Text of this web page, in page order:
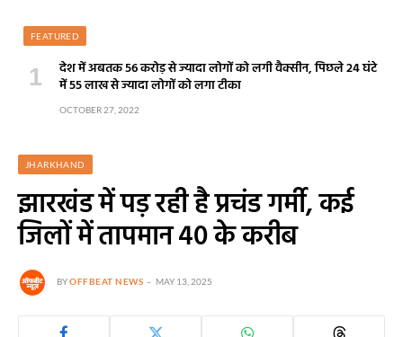
FEATURED
देश में अबतक 56 करोड़ से ज्यादा लोगों को लगी वैक्सीन, पिछले 24 घंटे
में 55 लाख से ज्यादा लोगों को लगा टीका
OCTOBER 27, 2022
JHARKHAND
झारखंड में पड़ रही है प्रचंड गर्मी, कई
जिलों में तापमान 40 के करीब
BYOFFBEAT NEWS MAY 13, 2025